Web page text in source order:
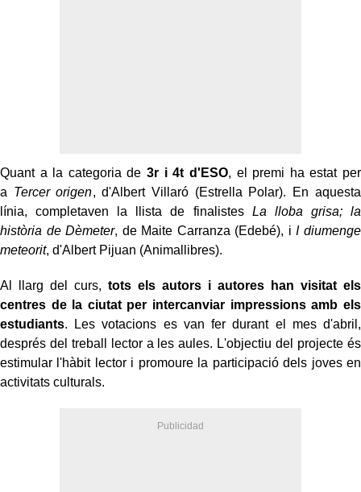
Quant a la categoria de3r i 4t d'ESO, el premi ha estat per
a Tercer origen, d'Albert Villaró (Estrella Polar). En aquesta
línia, completaven la llista de finalistes La lloba grisa; la
història de Dèmeter, de Maite Carranza (Edebé), iI diumenge
meteorit, d'Albert Pijuan (Animallibres).
Al llarg del curs, tots els autors i autores han visitat els
centres de la ciutat per intercanviar impressions amb els
estudiants. Les votacions es van fer durant el mes d'abril,
després del treball lector a les aules. L'objectiu del projecte és
estimular l'hàbit lector i promoure la participació dels joves en
activitats culturals.